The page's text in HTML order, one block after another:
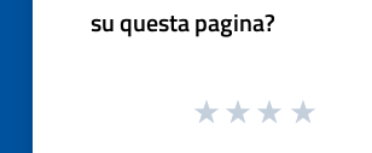
su questa pagina?